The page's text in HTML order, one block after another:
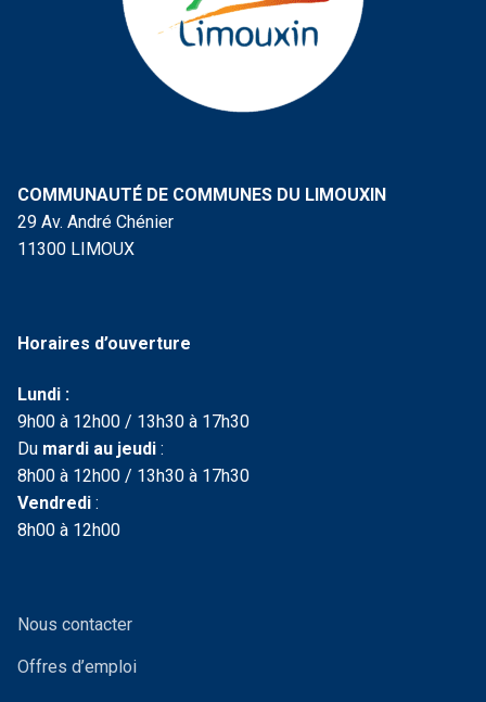
COMMUNAUTÉ DE COMMUNES DU LIMOUXIN
29 Av. André Chénier
11300 LIMOUX
Horaires d’ouverture
Lundi :
9h00 à 12h00 / 13h30 à 17h30
Du mardi au jeudi :
8h00 à 12h00 / 13h30 à 17h30
Vendredi :
8h00 à 12h00
Nous contacter
Offres d’emploi